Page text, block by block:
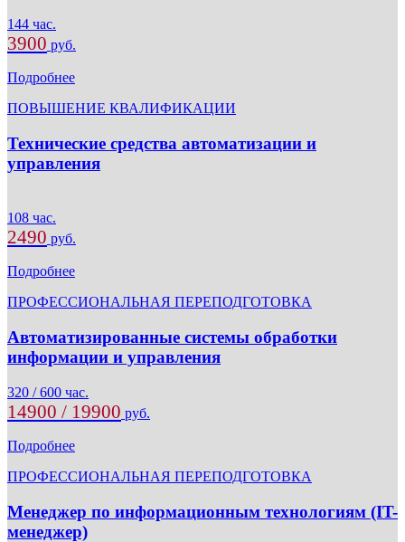
144 час.
3900 руб.
Подробнее
ПОВЫШЕНИЕ КВАЛИФИКАЦИИ
Технические средства автоматизации и
управления
108 час.
2490 руб.
Подробнее
ПРОФЕССИОНАЛЬНАЯ ПЕРЕПОДГОТОВКА
Автоматизированные системы обработки
информации и управления
320 / 600 час.
14900 / 19900 руб.
Подробнее
ПРОФЕССИОНАЛЬНАЯ ПЕРЕПОДГОТОВКА
Менеджер по информационным технологиям (IT-
менеджер)